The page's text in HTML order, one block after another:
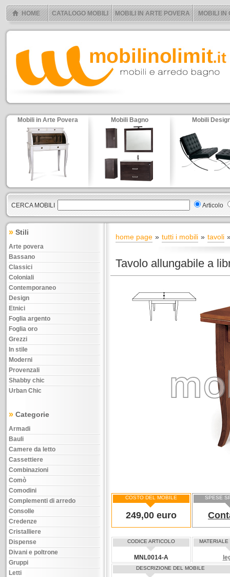
HOME CATALOGO MOBILI MOBILI IN ARTE POVERA MOBILI IN
Mobili in Arte Povera Mobili Bagno Mobili
CERCA MOBILI Articolo
» Stili
Arte povera
Bassano
Classici
Coloniali
Contemporaneo
Design
Etnici
Foglia argento
Foglia oro
Grezzi
In stile
Moderni
Provenzali
Shabby chic
Urban Chic
» Categorie
Armadi
Bauli
Camere da letto
Cassettiere
Combinazioni
Comò
Comodini
Complementi di arredo
Consolle
Credenze
Cristalliere
Dispense
Divani e poltrone
Gruppi
Letti
home page tutti i mobili tavoli
Tavolo allungabile a
COSTO DEL MOBILE
249,00 euro
SPESE
CODICE ARTICOLO
MNL0014-A
DESCRIZIONE DEL MOBILE